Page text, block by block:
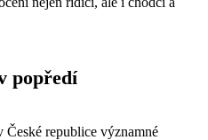
popředí
republice významné